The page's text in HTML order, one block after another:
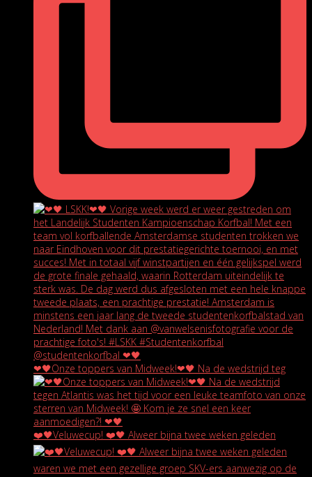
❤🖤Onze toppers van Midweek!❤🖤 Na de wedstrijd teg
❤️🖤Veluwecup! ❤️🖤 Alweer bijna twee weken geleden